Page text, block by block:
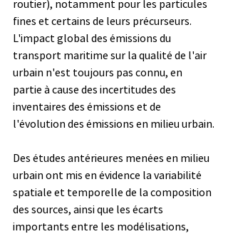
routier), notamment pour les particules
fines et certains de leurs précurseurs.
L'impact global des émissions du
transport maritime sur la qualité de l'air
urbain n'est toujours pas connu, en
partie à cause des incertitudes des
inventaires des émissions et de
l'évolution des émissions en milieu urbain.
Des études antérieures menées en milieu
urbain ont mis en évidence la variabilité
spatiale et temporelle de la composition
des sources, ainsi que les écarts
importants entre les modélisations,